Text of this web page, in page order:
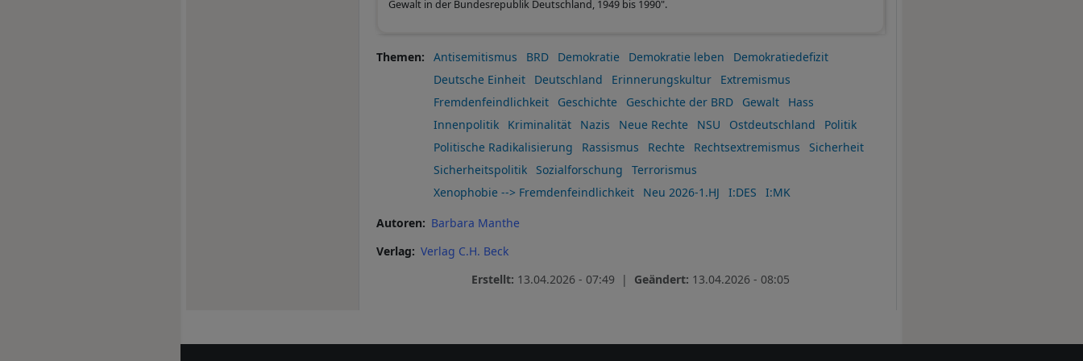
Gewalt in der Bundesrepublik Deutschland, 1949 bis 1990".
Themen Antisemitismus BRD Demokratie Demokratie leben
Demokratiedefizit
Deutsche Einheit
Deutschland Erinnerungskultur
Extremismus
Fremdenfeindlichkeit
Geschichte Geschichte der BRD Gewalt
Hass
Innenpolitik
Kriminalität Nazis Neue Rechte NSU Ostdeutschland
Politik
Politische Radikalisierung
Rassismus Rechte Rechtsextremismus
Sicherheit
Sicherheitspolitik
Sozialforschung
Terrorismus
Xenophobie --> Fremdenfeindlichkeit
Neu 2026-1.HJ I:DES I:MK
Autoren
Barbara Manthe
Verlag
Verlag C.H. Beck
Erstellt: 13.04.2026 - 07:49 | Geändert: 13.04.2026 - 08:05